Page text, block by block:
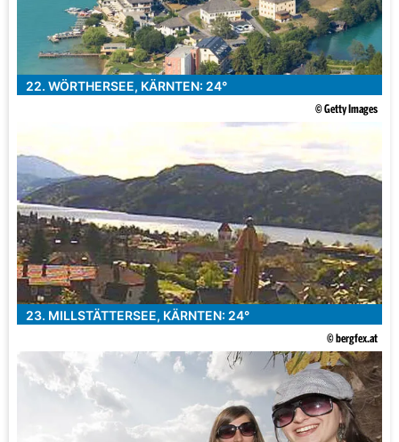
22. WÖRTHERSEE, KÄRNTEN: 24°
© Getty Images
23. MILLSTÄTTERSEE, KÄRNTEN: 24°
© bergfex.at